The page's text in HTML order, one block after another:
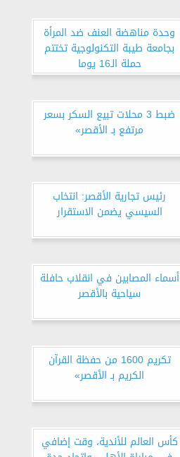
وحدة مناهضة العنف ضد المرأة
بجامعة طيبة التكنولوجية تختتم
حملة الـ16 يوما
ضبط 3 محلات تبيع السكر بسعر
مرتفع بـ الأقصر»
رئيس تجارية الأقصر: انتخاب
السيسي يضمن الاستقرار
أسماء المصابين في انقلاب حافلة
سياحية بالأقصر
تكريم 1600 من حفظة القرآن
الكريم بـ الأقصر»
كأس العالم للأندية، وقت إضافي